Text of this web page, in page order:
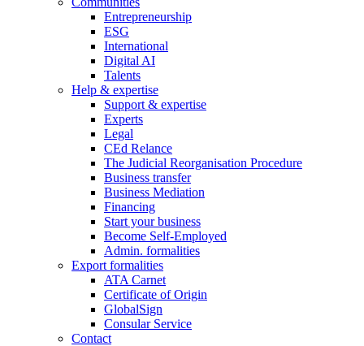
Entrepreneurship
ESG
International
Digital AI
Talents
Help & expertise
Support & expertise
Experts
Legal
CEd Relance
The Judicial Reorganisation Procedure
Business transfer
Business Mediation
Financing
Start your business
Become Self-Employed
Admin. formalities
Export formalities
ATA Carnet
Certificate of Origin
GlobalSign
Consular Service
Contact